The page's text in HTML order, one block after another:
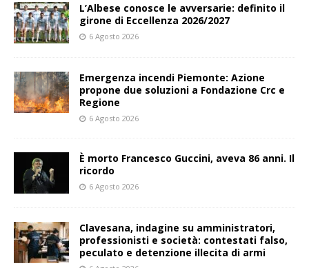
L’Albese conosce le avversarie: definito il
girone di Eccellenza 2026/2027
6 Agosto 2026
Emergenza incendi Piemonte: Azione
propone due soluzioni a Fondazione Crc e
Regione
6 Agosto 2026
È morto Francesco Guccini, aveva 86 anni. Il
ricordo
6 Agosto 2026
Clavesana, indagine su amministratori,
professionisti e società: contestati falso,
peculato e detenzione illecita di armi